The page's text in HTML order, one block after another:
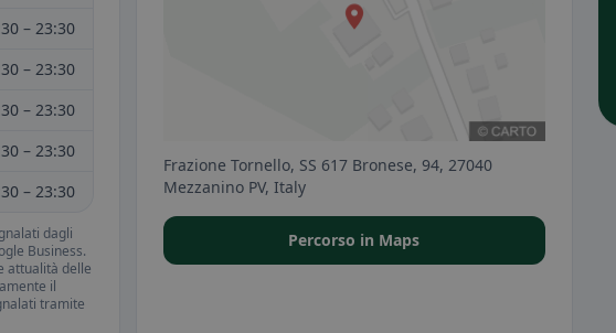
– 23:30
– 23:30
– 23:30
– 23:30
– 23:30
dagli
Business.
attualità delle
il
tramite
Frazione Tornello, SS 617 Bronese, 94, 27040
Mezzanino PV, Italy
Percorso in Maps